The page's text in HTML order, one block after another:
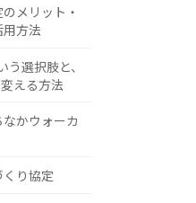
メリット・
方法
選択肢と、
える方法
かウォーカ
り協定